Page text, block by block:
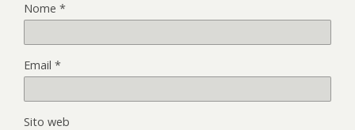
Nome *
Email *
Sito web